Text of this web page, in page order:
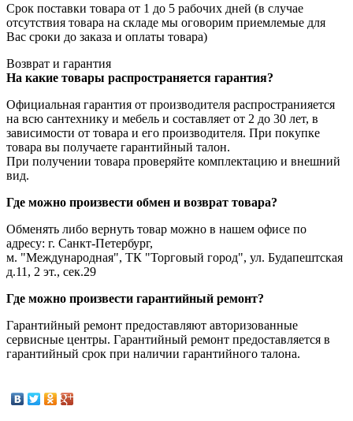
Срок поставки товара от 1 до 5 рабочих дней (в случае
отсутствия товара на складе мы оговорим приемлемые для
Вас сроки до заказа и оплаты товара)
Возврат и гарантия
На какие товары распространяется гарантия?
Официальная гарантия от производителя распространияется
на всю сантехнику и мебель и составляет от 2 до 30 лет, в
зависимости от товара и его производителя. При покупке
товара вы получаете гарантийный талон.
При получении товара проверяйте комплектацию и внешний
вид.
Где можно произвести обмен и возврат товара?
Обменять либо вернуть товар можно в нашем офисе по
адресу: г. Санкт-Петербург,
м. "Международная", ТК "Торговый город", ул. Будапештская
д.11, 2 эт., сек.29
Где можно произвести гарантийный ремонт?
Гарантийный ремонт предоставляют авторизованные
сервисные центры. Гарантийный ремонт предоставляется в
гарантийный срок при наличии гарантийного талона.